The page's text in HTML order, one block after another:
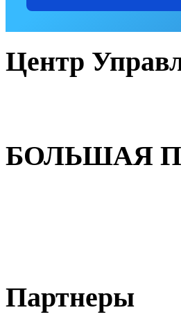
Центр
БОЛЬШАЯ
Партнеры